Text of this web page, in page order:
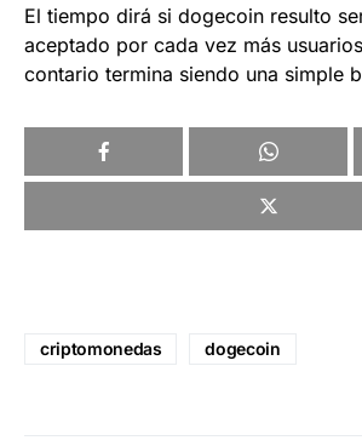
El tiempo dirá si dogecoin resulto
aceptado por cada vez más
contario termina siendo una simple
criptomonedas dogecoin